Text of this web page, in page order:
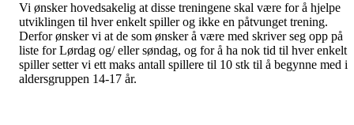
Vi ønsker hovedsakelig at disse treningene skal være for å hjelpe
utviklingen til hver enkelt spiller og ikke en påtvunget trening.
Derfor ønsker vi at de som ønsker å være med skriver seg opp på
liste for Lørdag og/ eller søndag, og for å ha nok tid til hver enkelt
spiller setter vi ett maks antall spillere til 10 stk til å begynne med i
aldersgruppen 14-17 år.